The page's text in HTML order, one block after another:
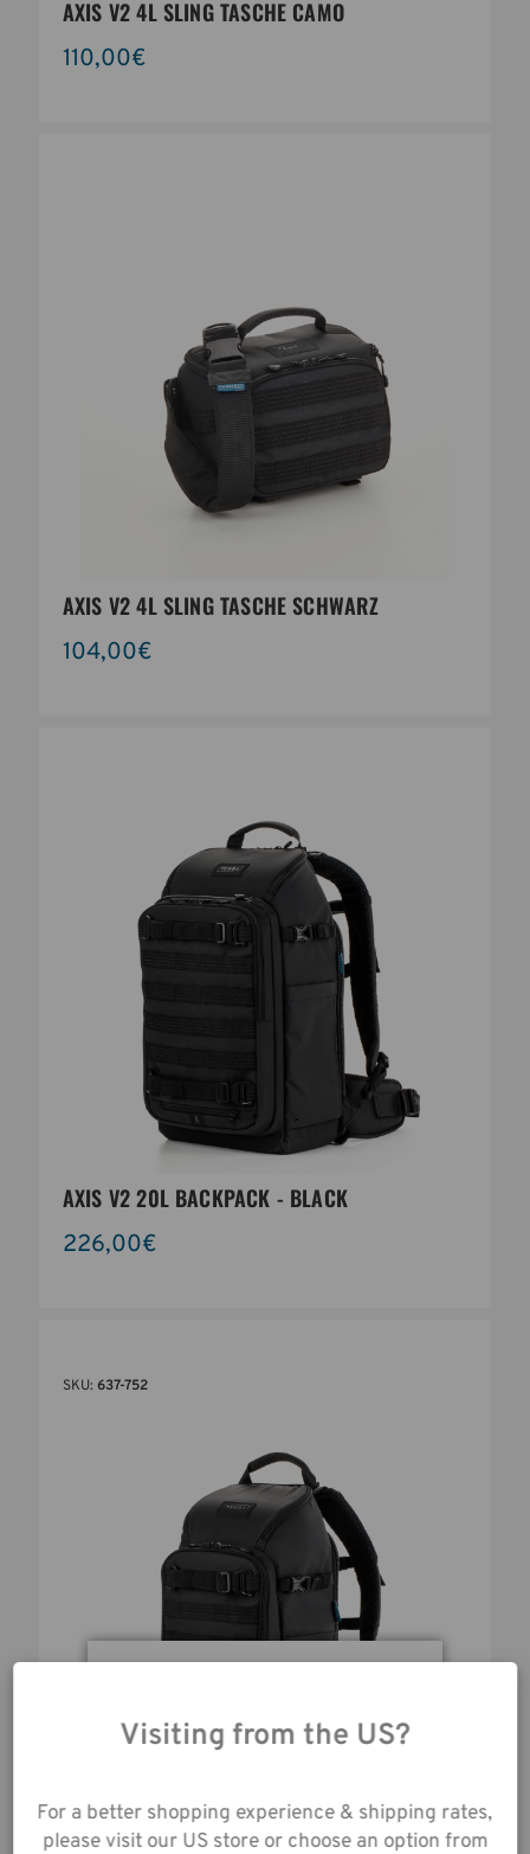
AXIS V2 4L SLING TASCHE CAMO
110,00€
AXIS V2 4L SLING TASCHE SCHWARZ
104,00€
AXIS V2 20L BACKPACK - BLACK
226,00€
SKU: 637-752
AXIS V2 16L BACKPACK - BLACK
unserer Website
stimmen Sie der
unserer
Datenschutzrichtlinie
Visiting from the US?
For a better shopping experience & shipping rates,
please visit our US store or choose an option from